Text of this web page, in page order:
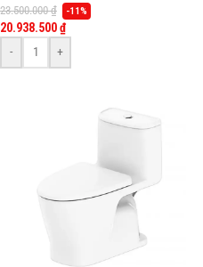
tử Slim WP-7SR1(Pristine Star), dòng
Loven
23.500.000₫ -11%
20.938.500₫
-
+